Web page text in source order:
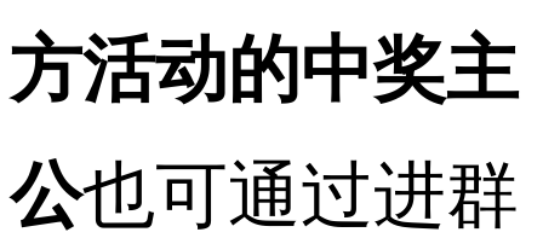
方活动的中奖主
公也可通过进群